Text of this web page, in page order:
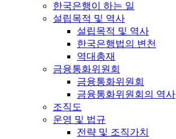
한국은행이 하는 일
설립목적 및 역사
설립목적 및 역사
한국은행법의 변천
역대총재
금융통화위원회
금융통화위원회
금융통화위원회의 역사
조직도
운영 및 법규
전략 및 조직가치